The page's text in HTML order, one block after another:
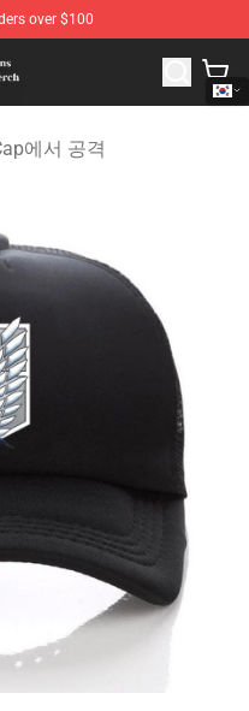
over $100
Attack On Titan
에서 공격